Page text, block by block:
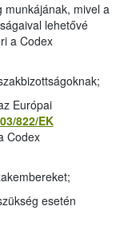
munkájának, mivel a
lehetővé
a Codex
Európai
822/EK
Codex
esetén